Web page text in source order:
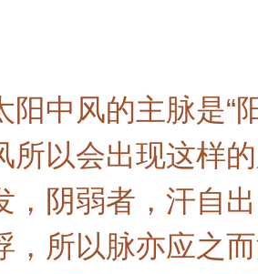
阳中风的主脉是“
所以会出现这样
，阴弱者，汗自
，所以脉亦应之